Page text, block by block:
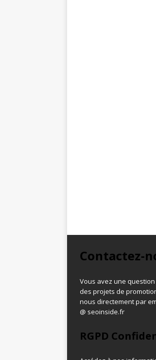
Contactez-
Vous avez une question
des projets de
nous directement par
@ seoinside.fr
RGPD